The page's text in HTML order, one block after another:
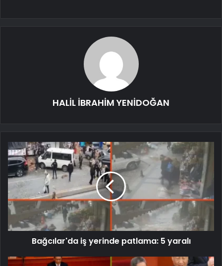
HALİL İBRAHİM YENİDOĞAN
Bağcılar'da iş yerinde patlama: 5 yaralı